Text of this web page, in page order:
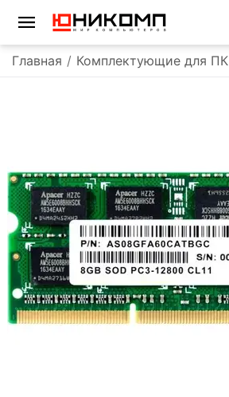
Главная / Комплектующие для ПК